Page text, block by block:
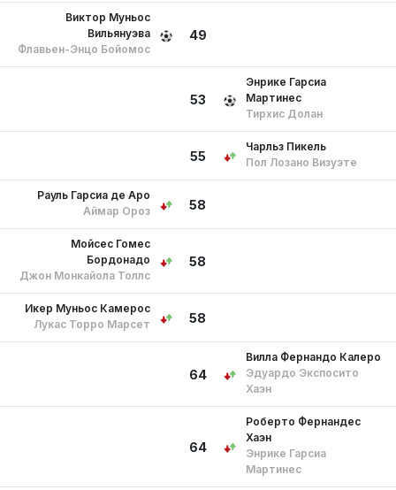
49
Виктор Муньос
Вильянуэва
Флавьен-Энцо Бойомос
53
Энрике Гарсиа
Мартинес
Тирхис Долан
55
Чарльз Пикель
Пол Лозано Визуэте
58
Рауль Гарсиа де Аро
Аймар Ороз
58
Мойсес Гомес
Бордонадо
Джон Монкайола Толлс
58
Икер Муньос Камерос
Лукас Торро Марсет
64
Вилла Фернандо Калеро
Эдуардо Экспосито
Хаэн
64
Роберто Фернандес
Хаэн
Энрике Гарсиа
Мартинес